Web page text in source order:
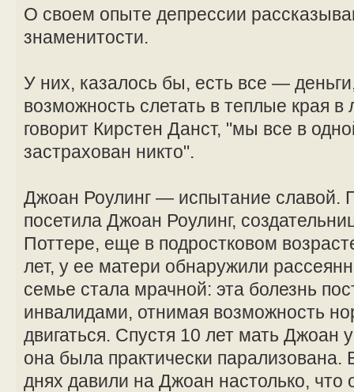
О своем опыте депрессии
знаменитости.
У них, казалось бы, есть все —
возможность слетать в теплые края
говорит Кирстен Данст, "мы все в
застрахован никто".
Джоан Роулинг — испытание славой.
посетила Джоан Роулинг,
Поттере, еще в подростковом
лет, у ее матери обнаружили
семье стала мрачной: эта болезнь
инвалидами, отнимая возможность
двигаться. Спустя 10 лет мать
она была практически
днях давили на Джоан настолько, что